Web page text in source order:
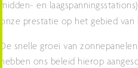
midden- en
onze prestatie op het gebied
De snelle groei van
hebben ons beleid hierop